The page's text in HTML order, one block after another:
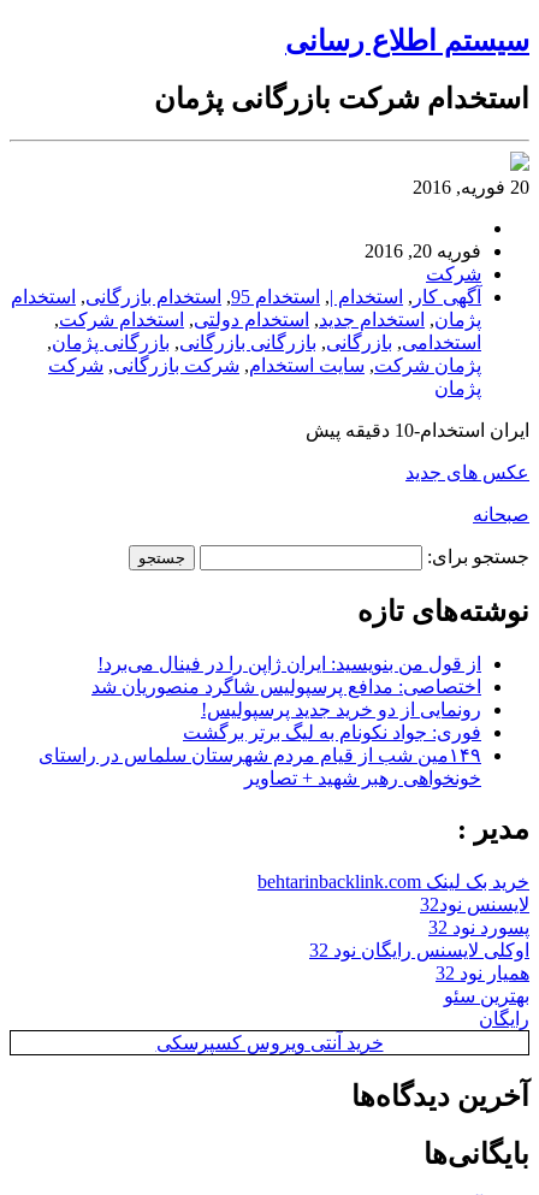
سیستم اطلاع رسانی
استخدام شرکت بازرگانی پژمان
20 فوریه, 2016
فوریه 20, 2016
شرکت
آگهی کار , استخدام |, استخدام 95 , استخدام بازرگانی, استخدام
پژمان, استخدام جدید, استخدام دولتی, استخدام شرکت,
استخدامی, بازرگانی, بازرگانی بازرگانی, بازرگانی پژمان,
پژمان شرکت, سایت استخدام, شرکت بازرگانی, شرکت
پژمان
ایران استخدام-10 دقیقه پیش
عکس های جدید
صبحانه
جستجو برای:
نوشته‌های تازه
از قول من بنویسید: ایران ژاپن را در فینال می‌برد!
اختصاصی: مدافع پرسپولیس شاگرد منصوریان شد
رونمایی از دو خرید جدید پرسپولیس!
فوری: جواد نکونام به لیگ برتر برگشت
۱۴۹مین شب از قیام مردم شهرستان سلماس در راستای
خونخواهی رهبر شهید + تصاویر
مدیر :
خرید بک لینک behtarinbacklink.com
لایسنس نود32
پسورد نود 32
اوکلی لایسنس رایگان نود 32
همیار نود 32
بهترین سئو
رایگان
خرید آنتی ویروس کسپرسکی
آخرین دیدگاه‌ها
بایگانی‌ها